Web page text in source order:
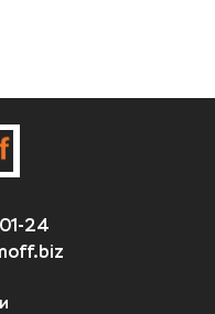
24